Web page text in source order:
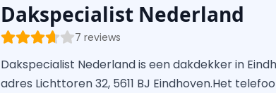
Dakspecialist Nederland
7 reviews
Dakspecialist Nederland is een dakdekker in
adres Lichttoren 32, 5611 BJ Eindhoven.Het